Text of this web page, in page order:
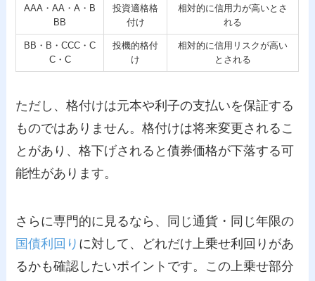
AAA・AA・A・B
BB
投資適格格
付け
相対的に信用力が高いとさ
れる
BB・B・CCC・C
C・C
投機的格付
け
相対的に信用リスクが高い
とされる
ただし、格付けは元本や利子の支払いを保証する
ものではありません。格付けは将来変更されるこ
とがあり、格下げされると債券価格が下落する可
能性があります。
さらに専門的に見るなら、同じ通貨・同じ年限の
国債利回り に対して、どれだけ上乗せ利回りがあ
るかも確認したいポイントです。この上乗せ部分